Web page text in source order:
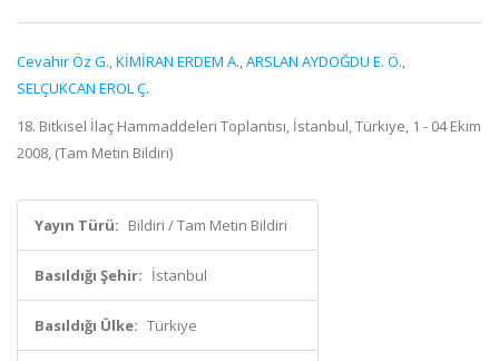
Cevahir Öz G.,KİMİRAN ERDEM A.,ARSLAN AYDOĞDU E. Ö.,
SELÇUKCAN EROL Ç.
18. Bitkisel İlaç Hammaddeleri Toplantısı, İstanbul, Türkiye, 1 - 04 Ekim
2008, (Tam Metin Bildiri)
Yayın Türü: Bildiri / Tam Metin Bildiri
Basıldığı Şehir: İstanbul
Basıldığı Ülke: Türkiye